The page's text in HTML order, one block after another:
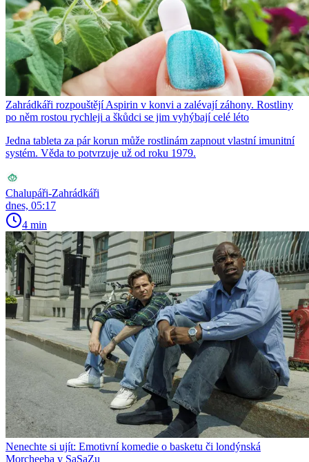
Zahrádkáři rozpouštějí Aspirin v konvi a zalévají záhony. Rostliny
po něm rostou rychleji a škůdci se jim vyhýbají celé léto
Jedna tableta za pár korun může rostlinám zapnout vlastní imunitní
systém. Věda to potvrzuje už od roku 1979.
Chalupáři-Zahrádkáři
dnes, 05:17
4 min
Nenechte si ujít: Emotivní komedie o basketu či londýnská
Morcheeba v SaSaZu